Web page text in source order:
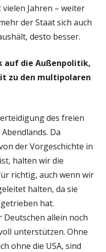
Jahren – weiter
der Staat sich auch
desto besser.
auf die Außenpolitik,
zu den multipolaren
des freien
Da
der Vorgeschichte in
halten wir die
richtig, auch wenn wir
halten, da sie
hat.
Deutschen allein noch
unterstützen. Ohne
ohne die USA, sind